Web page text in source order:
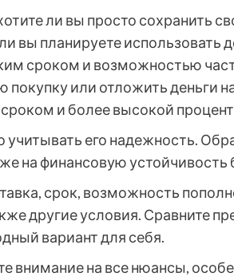
ли вы просто сохранить
вы планируете использовать
сроком и возможностью
покупку или отложить деньги
и более высокой
учитывать его надежность.
на финансовую устойчивость
срок, возможность
другие условия. Сравните
вариант для себя.
внимание на все нюансы,